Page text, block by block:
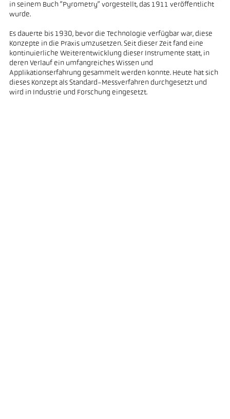
in seinem Buch ”Pyrometry” vorgestellt, das 1911 veröffentlicht
wurde.
Es dauerte bis 1930, bevor die Technologie verfügbar war, diese
Konzepte in die Praxis umzusetzen. Seit dieser Zeit fand eine
kontinuierliche Weiterentwicklung dieser Instrumente statt, in
deren Verlauf ein umfangreiches Wissen und
Applikationserfahrung gesammelt werden konnte. Heute hat sich
dieses Konzept als Standard-Messverfahren durchgesetzt und
wird in Industrie und Forschung eingesetzt.